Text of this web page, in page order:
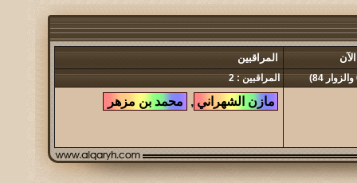
المراقبين
المراقبين : 2
,